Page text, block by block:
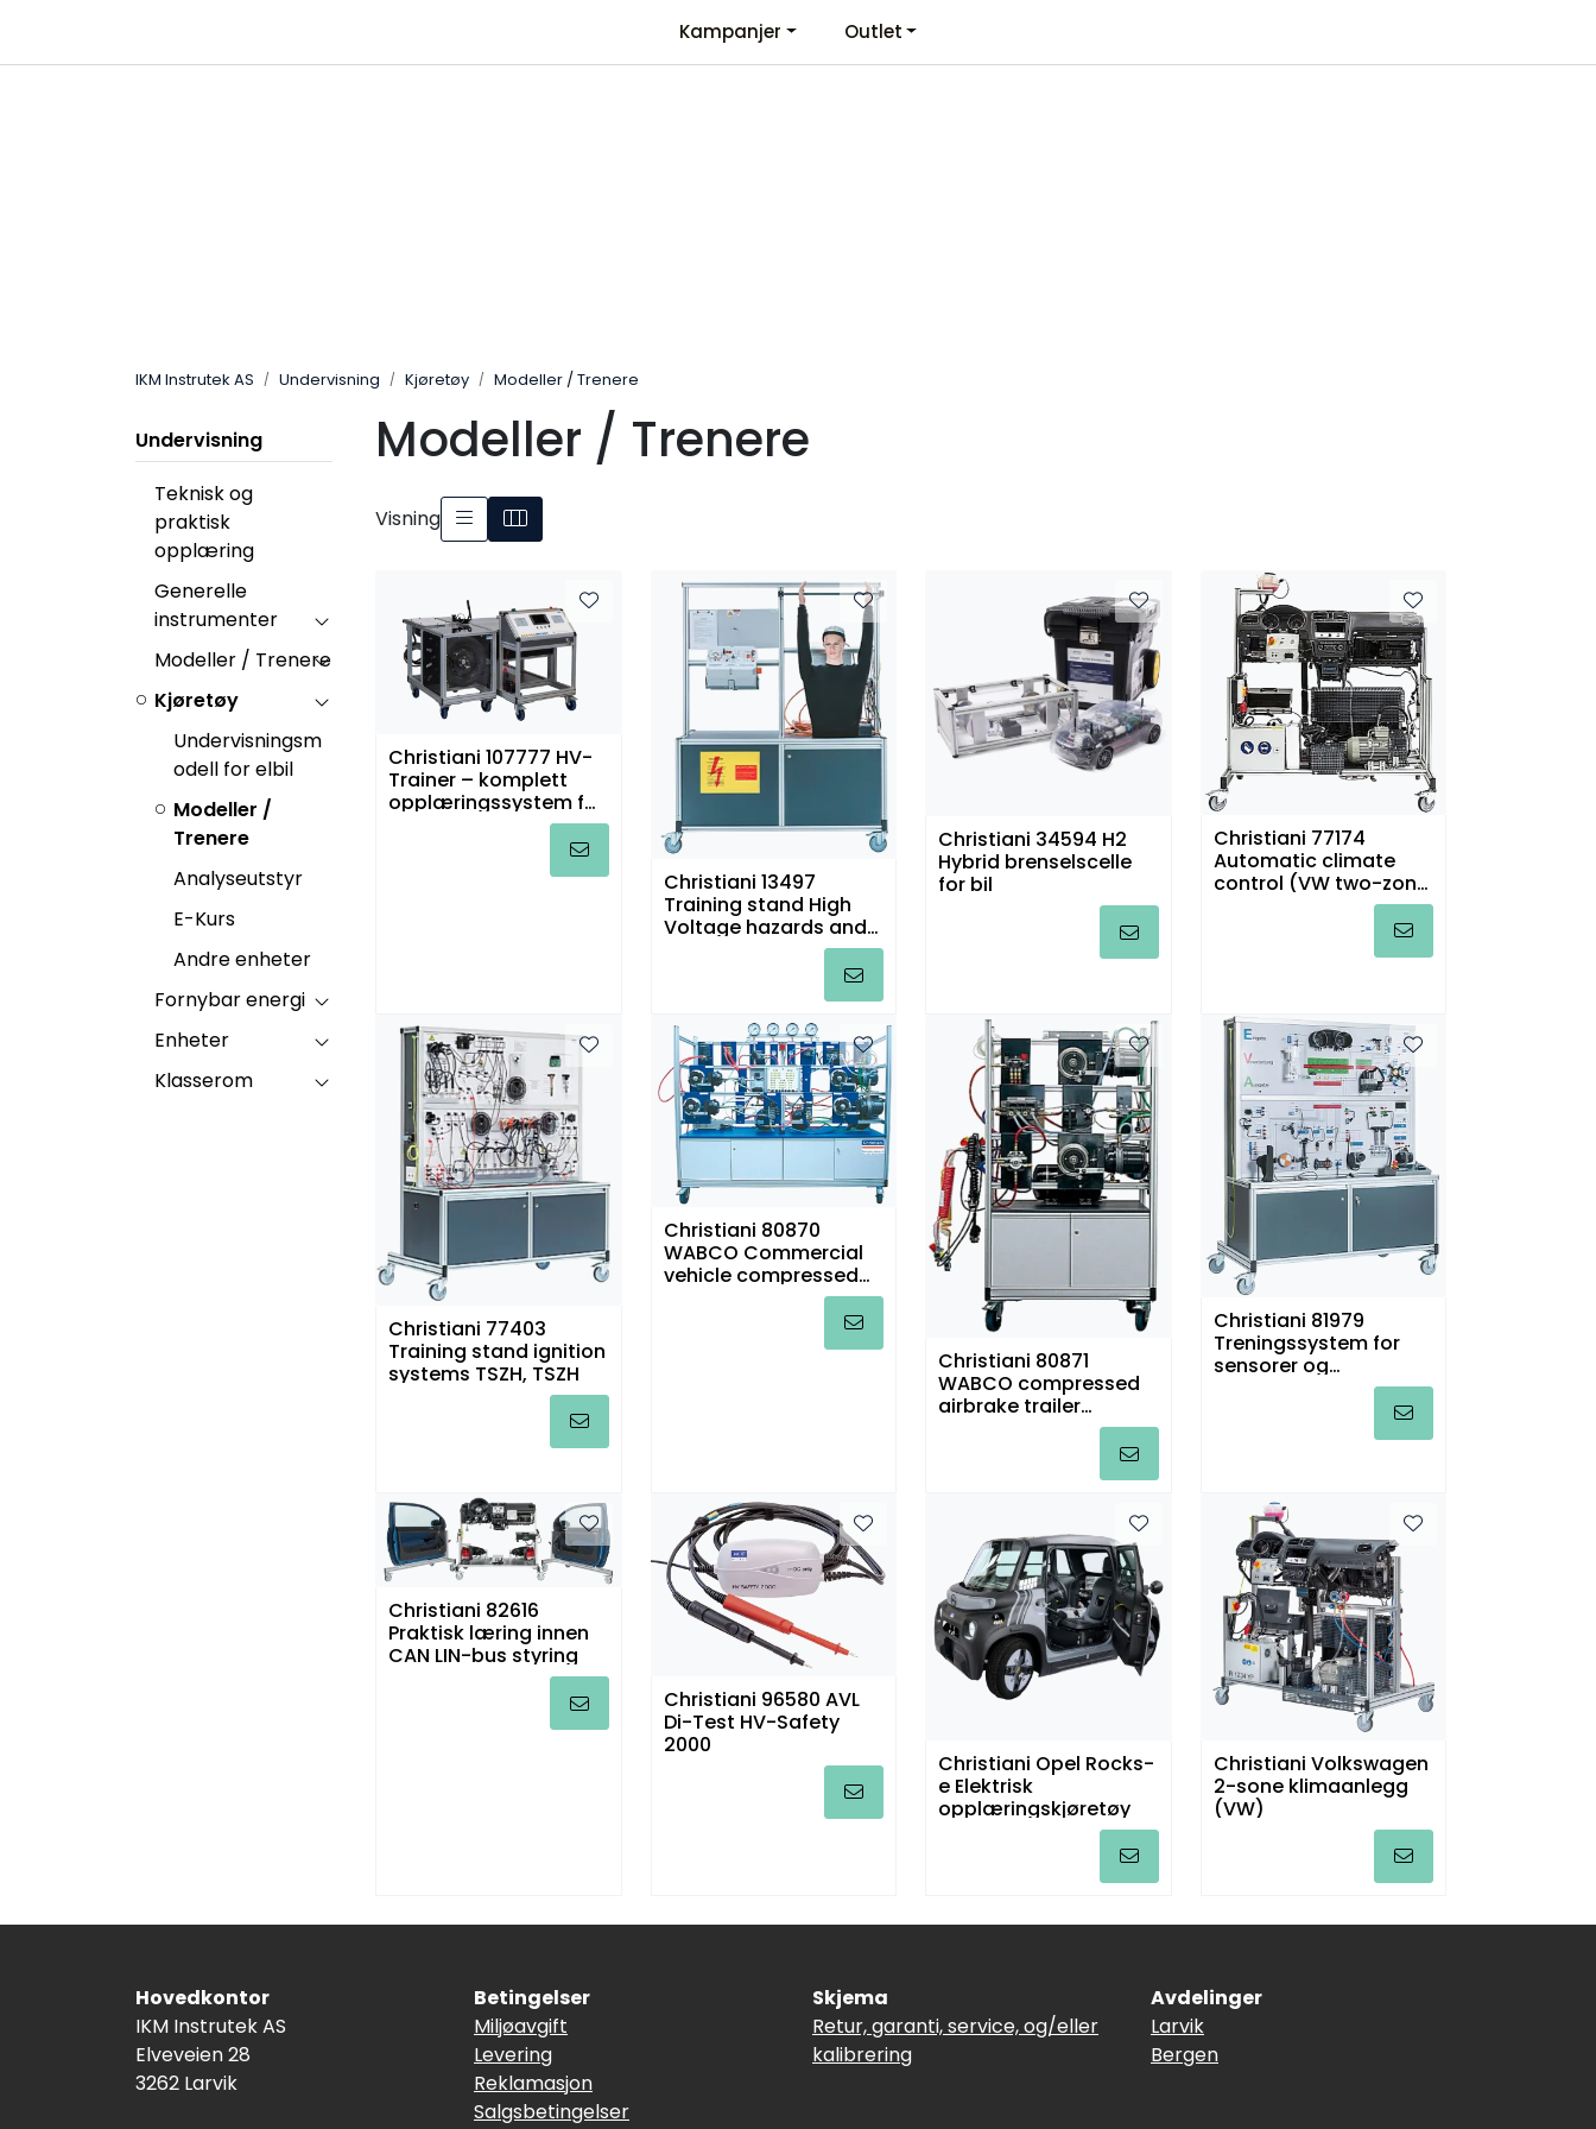
KontaktinformasjonKampanjer Outlet
IKM Instrutek AS Undervisning Kjøretøy Modeller / Trenere
Undervisning
Teknisk og
praktisk
opplæring
Generelle
instrumenter
Modeller / Trenere
Kjøretøy
Undervisningsm
odell for elbil
Modeller /
Trenere
Analyseutstyr
E-Kurs
Andre enheter
Fornybar energi
Enheter
Klasserom
Modeller / Trenere
Visning
Christiani 107777 HV-
Trainer – komplett
opplæringssystem for
Christiani 13497
Training stand High
Voltage hazards and
accident prevention
Christiani 34594 H2
Hybrid brenselscelle
for bil
Christiani 77174
Automatic climate
control (VW two-zone
Christiani 77403
Training stand ignition
systems TSZH, TSZH
Christiani 80870
WABCO Commercial
vehicle compressed
air brake system
Christiani 80871
WABCO compressed
airbrake trailer
Christiani 81979
Treningssystem for
sensorer og
Christiani 82616
Praktisk læring innen
CAN LIN-bus styring
Christiani 96580 AVL
Di-Test HV-Safety
2000
Christiani Opel Rocks-
e Elektrisk
opplæringskjøretøy
Christiani Volkswagen
2-sone klimaanlegg
(VW)
Hovedkontor
IKM Instrutek AS
Elveveien 28
3262 Larvik
Betingelser
Miljøavgift
Levering
Reklamasjon
Salgsbetingelser
Skjema
Retur, garanti, service, og/eller
kalibrering
Avdelinger
Larvik
Bergen